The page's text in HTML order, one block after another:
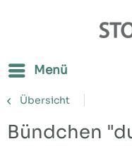
Menü
Übersicht
Bündchen